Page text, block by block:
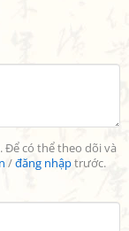
Để có thể theo dõi và
/đăng nhậptrước.